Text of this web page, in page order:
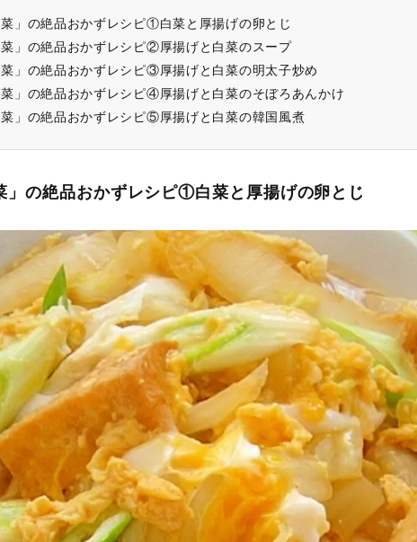
菜」の絶品おかずレシピ①白菜と厚揚げの卵とじ
菜」の絶品おかずレシピ②厚揚げと白菜のスープ
菜」の絶品おかずレシピ③厚揚げと白菜の明太子炒め
菜」の絶品おかずレシピ④厚揚げと白菜のそぼろあんかけ
菜」の絶品おかずレシピ⑤厚揚げと白菜の韓国風煮
」の絶品おかずレシピ①白菜と厚揚げの卵とじ